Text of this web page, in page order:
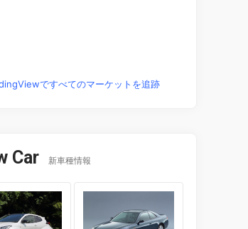
ですべてのマーケットを追跡
Car 新車種情報